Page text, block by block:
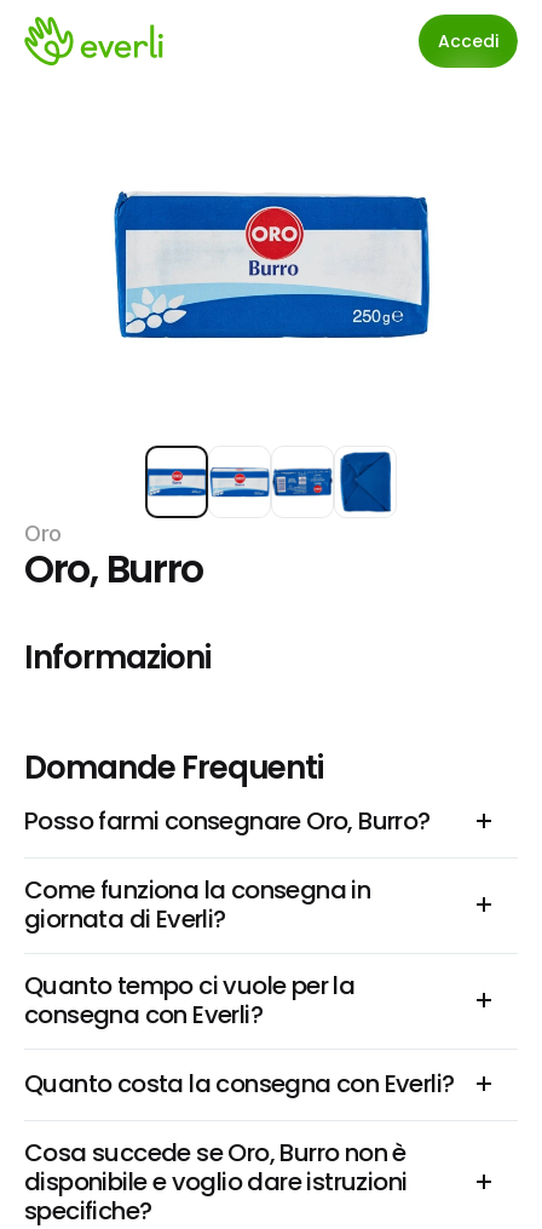
Accedi
Oro
Oro, Burro
Informazioni
Domande Frequenti
Posso farmi consegnare Oro, Burro?
Come funziona la consegna in
giornata di Everli?
Quanto tempo ci vuole per la
consegna con Everli?
Quanto costa la consegna con Everli?
Cosa succede se Oro, Burro non è
disponibile e voglio dare istruzioni
specifiche?